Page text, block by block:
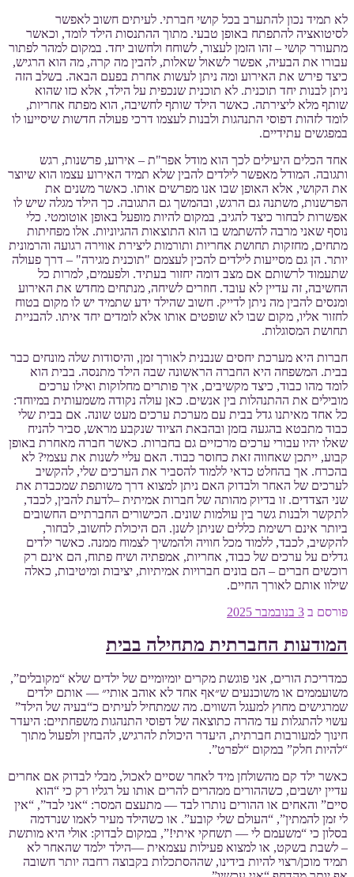
לא תמיד נכון להתערב בכל קושי חברתי. לעיתים חשוב לאפשר
לסיטואציה להתפתח באופן טבעי. מתוך ההתנסות הילד לומד, וכאשר
מתעורר קושי – זהו הזמן לעצור, לשוחח ולחשוב יחד. במקום למהר לפתור
עבורו את הבעיה, אפשר לשאול שאלות, להבין מה קרה, מה הוא הרגיש,
כיצד פירש את האירוע ומה ניתן לעשות אחרת בפעם הבאה. בשלב הזה
ניתן לבנות יחד תוכנית. לא תוכנית שנכפית על הילד, אלא כזו שהוא
שותף מלא ליצירתה. כאשר הילד שותף לחשיבה, הוא מפתח אחריות,
לומד לזהות דפוסי התנהגות ולבנות לעצמו דרכי פעולה חדשות שיסייעו לו
במפגשים עתידיים.
אחד הכלים היעילים לכך הוא מודל אפר"ת – אירוע, פרשנות, רגש
ותגובה. המודל מאפשר לילדים להבין שלא תמיד האירוע עצמו הוא שיוצר
את הקושי, אלא האופן שבו אנו מפרשים אותו. כאשר משנים את
הפרשנות, משתנה גם הרגש, ובהמשך גם התגובה. כך הילד מגלה שיש לו
אפשרות לבחור כיצד להגיב, במקום להיות מופעל באופן אוטומטי. כלי
נוסף שאני מרבה להשתמש בו הוא התוצאות ההגיוניות. אלו מפחיתות
מתחים, מחזקות תחושת אחריות ותורמות ליצירת אווירה רגועה והרמונית
יותר. הן גם מסייעות לילדים להכין לעצמם "תוכנית מגירה" – דרך פעולה
שתעמוד לרשותם אם מצב דומה יחזור בעתיד. ולפעמים, למרות כל
החשיבה, זה עדיין לא עובד. חוזרים לשיחה, מנתחים מחדש את האירוע
ומנסים להבין מה ניתן לדייק. חשוב שהילד ידע שתמיד יש לו מקום בטוח
לחזור אליו, מקום שבו לא שופטים אותו אלא לומדים יחד איתו. להבניית
תחושת המסוגלות.
חברות היא מערכת יחסים שנבנית לאורך זמן, והיסודות שלה מונחים כבר
בבית. המשפחה היא החברה הראשונה שבה הילד מתנסה. בבית הוא
לומד מהו כבוד, כיצד מקשיבים, איך פותרים מחלוקות ואילו ערכים
מובילים את ההתנהלות בין אנשים. כאן עולה נקודה משמעותית במיוחד:
כל אחד מאיתנו גדל בבית עם מערכת ערכים מעט שונה. אם בבית שלי
כבוד מתבטא בהגעה בזמן ובהבאת הציוד שנקבע מראש, סביר להניח
שאלו יהיו עבורי ערכים מרכזיים גם בחברות. כאשר חברה מאחרת באופן
קבוע, ייתכן שאחווה זאת כחוסר כבוד. האם עליי לשנות את עצמי? לא
בהכרח. אך בהחלט כדאי ללמוד להסביר את הערכים שלי, להקשיב
לערכים של האחר ולבדוק האם ניתן למצוא דרך משותפת שמכבדת את
שני הצדדים. זו בדיוק מהותה של חברות אמיתית –לדעת להבין, לכבד,
לתקשר ולבנות גשר בין עולמות שונים. הכישורים החברתיים החשובים
ביותר אינם רשימת כללים שניתן לשנן. הם היכולת לחשוב, לבחור,
להקשיב, לכבד, ללמוד מכל חוויה ולהמשיך לצמוח ממנה. כאשר ילדים
גדלים על ערכים של כבוד, אחריות, אמפתיה ושיח פתוח, הם אינם רק
רוכשים חברים – הם בונים חברויות אמיתיות, יציבות ומיטיבות, כאלה
שילוו אותם לאורך החיים.
פורסם ב 3 בנובמבר 2025
המודעות החברתית מתחילה בבית
כמדריכת הורים, אני פוגשת מקרים יומיומיים של ילדים שלא “מקובלים”,
משועממים או משוכנעים ש״אף אחד לא אוהב אותי״ — אותם ילדים
שמרגישים מחוץ למעגל השווים. מה שמתחיל לעיתים כ“בעיה של הילד”
עשוי להתגלות עד מהרה כתוצאה של דפוסי התנהגות משפחתיים: היעדר
חינוך למעורבות חברתית, היעדר היכולת להרגיש, להבחין ולפעול מתוך
“להיות חלק” במקום “לפרט”.
כאשר ילד קם מהשולחן מיד לאחר שסיים לאכול, מבלי לבדוק אם אחרים
עדיין יושבים, כשההורים ממהרים להרים אותו על רגליו רק כי “הוא
סיים” והאחים או ההורים נותרו לבד — מתעצם המסר: “אני לבד”, “אין
לי זמן להמתין”, “העולם שלי קובע”. או כשהילד מעיר לאמו שנרדמה
בסלון כי “משעמם לי — תשחקי איתי!”, במקום לבדוק: אולי היא מותשת
– לשבת בשקט, או למצוא פעילות עצמאית —הילד ילמד שהאחר לא
תמיד מוכן/רצוי להיות בידינו, שההסתכלות בקבוצה רחבה יותר חשובה